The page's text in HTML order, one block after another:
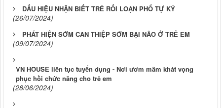
DẤU HIỆU NHẬN BIẾT TRẺ RỐI LOẠN PHỔ TỰ KỶ
(26/07/2024)
PHÁT HIỆN SỚM CAN THIỆP SỚM BẠI NÃO Ở TRẺ EM
(09/07/2024)
VN HOUSE liên tục tuyển dụng - Nơi ươm mầm khát vọng
phục hồi chức năng cho trẻ em
(28/06/2024)